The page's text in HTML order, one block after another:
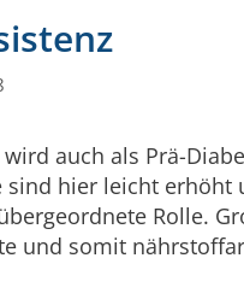
auch als Prä-
sind hier leicht erhöht
Rolle.
und somit